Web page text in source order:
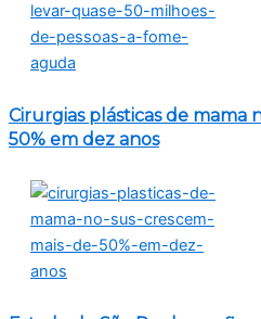
Cirurgias plásticas de mama
50% em dez anos